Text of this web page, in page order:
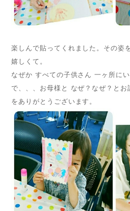
楽しんで貼ってくれました。その姿
嬉しくて。
なぜか すべての子供さん 一ヶ所に
で、、、お母様と なぜ？なぜ？とお
をありがとうございます。